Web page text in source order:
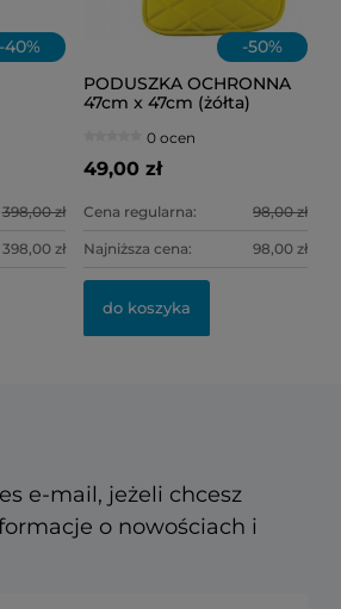
-40%
398,00 zł
398,00 zł
-50%
PODUSZKA OCHRONNA
47cm x 47cm (żółta)
0 ocen
49,00 zł
Cena regularna: 98,00 zł
Najniższa cena: 98,00 zł
do koszyka
e-mail, jeżeli chcesz
o nowościach i